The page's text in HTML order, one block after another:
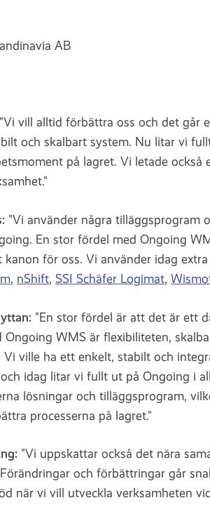
AB
"Vi vill alltid förbättra oss och det går
och skalbart system. Nu litar vi
på lagret. Vi letade också
"Vi använder några tilläggsprogram
En stor fördel med Ongoing
kanon för oss. Vi använder idag
, nShift, SSI Schäfer Logimat,
"En stor fördel är att det är ett
WMS är flexibiliteten,
Vi ville ha ett enkelt, stabilt och
idag litar vi fullt ut på Ongoing i
lösningar och tilläggsprogram,
processerna på lagret."
"Vi uppskattar också det nära
och förbättringar går
när vi vill utveckla verksamheten